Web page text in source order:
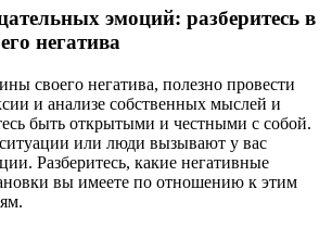
эмоций: разберитесь в
негатива
своего негатива, полезно провести
и анализе собственных мыслей и
быть открытыми и честными с собой.
или люди вызывают у вас
Разберитесь, какие негативные
вы имеете по отношению к этим